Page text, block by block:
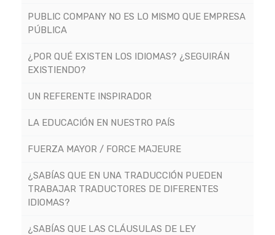
PUBLIC COMPANY NO ES LO MISMO QUE EMPRESA
PÚBLICA
¿POR QUÉ EXISTEN LOS IDIOMAS? ¿SEGUIRÁN
EXISTIENDO?
UN REFERENTE INSPIRADOR
LA EDUCACIÓN EN NUESTRO PAÍS
FUERZA MAYOR / FORCE MAJEURE
¿SABÍAS QUE EN UNA TRADUCCIÓN PUEDEN
TRABAJAR TRADUCTORES DE DIFERENTES
IDIOMAS?
¿SABÍAS QUE LAS CLÁUSULAS DE LEY